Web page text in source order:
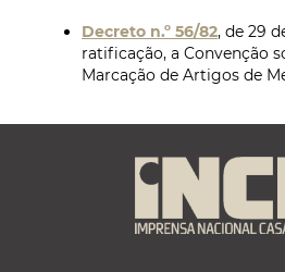
Decreto n.º 56/82, de 29
ratificação, a Convenção
Marcação de Artigos de